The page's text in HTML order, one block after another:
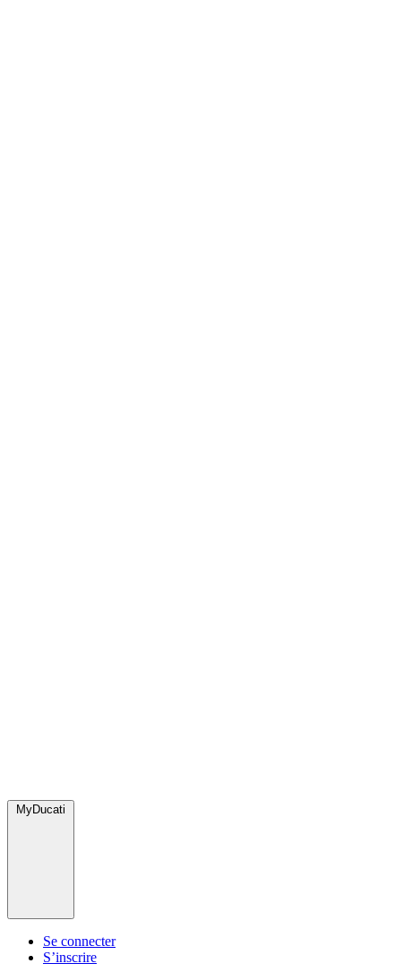
MyDucati
Se connecter
S’inscrire